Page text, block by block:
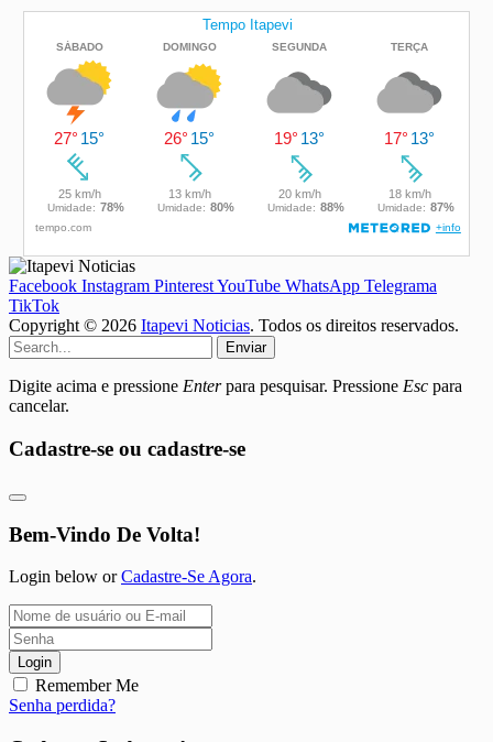
Facebook Instagram PinterestYouTube WhatsApp Telegrama
TikTok
Copyright © 2026 Itapevi Noticias. Todos os direitos reservados.
Enviar
Digite acima e pressione Enterpara pesquisar. Pressione Esc para
cancelar.
Cadastre-se ou cadastre-se
Bem-Vindo De Volta!
Login below orCadastre-Se Agora.
Login
Remember Me
Senha perdida?